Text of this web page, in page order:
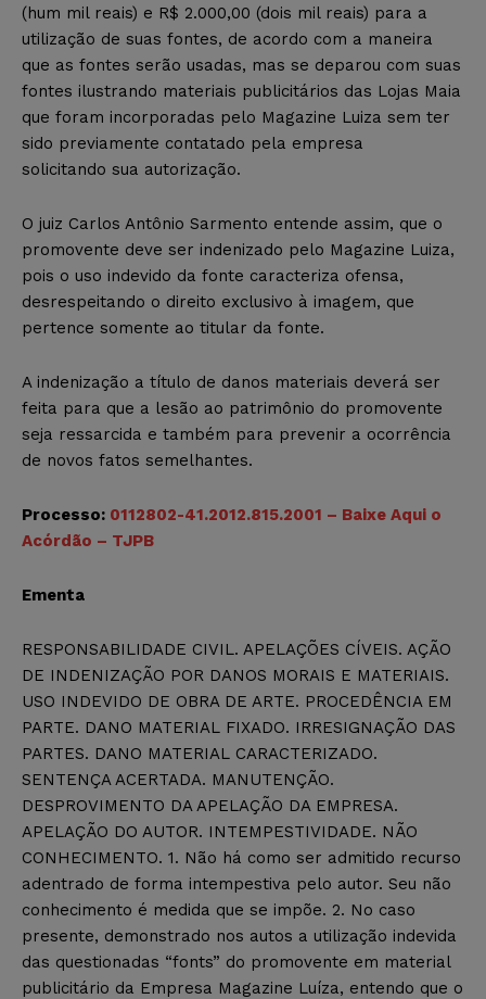
(hum mil reais) e R$ 2.000,00 (dois mil reais) para a
utilização de suas fontes, de acordo com a maneira
que as fontes serão usadas, mas se deparou com suas
fontes ilustrando materiais publicitários das Lojas Maia
que foram incorporadas pelo Magazine Luiza sem ter
sido previamente contatado pela empresa
solicitando sua autorização.
O juiz Carlos Antônio Sarmento entende assim, que o
promovente deve ser indenizado pelo Magazine Luiza,
pois o uso indevido da fonte caracteriza ofensa,
desrespeitando o direito exclusivo à imagem, que
pertence somente ao titular da fonte.
A indenização a título de danos materiais deverá ser
feita para que a lesão ao patrimônio do promovente
seja ressarcida e também para prevenir a ocorrência
de novos fatos semelhantes.
Processo: 0112802-41.2012.815.2001 – Baixe Aqui o
Acórdão – TJPB
Ementa
RESPONSABILIDADE CIVIL. APELAÇÕES CÍVEIS. AÇÃO
DE INDENIZAÇÃO POR DANOS MORAIS E MATERIAIS.
USO INDEVIDO DE OBRA DE ARTE. PROCEDÊNCIA EM
PARTE. DANO MATERIAL FIXADO. IRRESIGNAÇÃO DAS
PARTES. DANO MATERIAL CARACTERIZADO.
SENTENÇA ACERTADA. MANUTENÇÃO.
DESPROVIMENTO DA APELAÇÃO DA EMPRESA.
APELAÇÃO DO AUTOR. INTEMPESTIVIDADE. NÃO
CONHECIMENTO. 1. Não há como ser admitido recurso
adentrado de forma intempestiva pelo autor. Seu não
conhecimento é medida que se impõe. 2. No caso
presente, demonstrado nos autos a utilização indevida
das questionadas “fonts” do promovente em material
publicitário da Empresa Magazine Luíza, entendo que o